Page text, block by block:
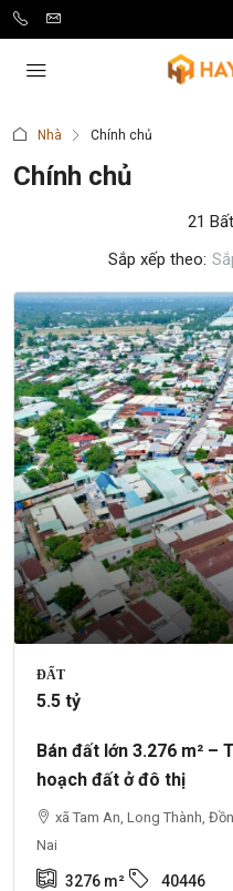
Nhà Chính chủ
Chính chủ
21
Sắp xếp theo:
ĐẤT
5.5 tỷ
Bán đất lớn 3.276 m² –
hoạch đất ở đô thị
xã Tam An, Long Thành,
Nai
3276 m² 40446